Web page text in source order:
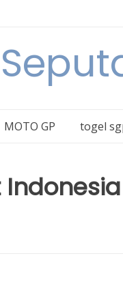
MOTO GP togel